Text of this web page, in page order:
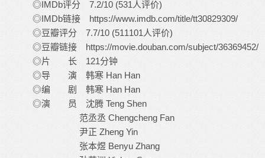
◎IMDb评分 7.2/10 (531人评价)
◎IMDb链接 https://www.imdb.com/title/tt30829309/
◎豆瓣评分 7.7/10 (511101人评价)
◎豆瓣链接 https://movie.douban.com/subject/36369452/
◎片 长 121分钟
◎导 演 韩寒 Han Han
◎编 剧 韩寒 Han Han
◎演 员 沈腾 Teng Shen
范丞丞 Chengcheng Fan
尹正 Zheng Yin
张本煜 Benyu Zhang